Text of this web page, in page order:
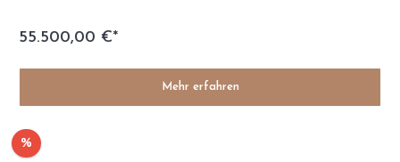
55.500,00 €*
Mehr erfahren
%